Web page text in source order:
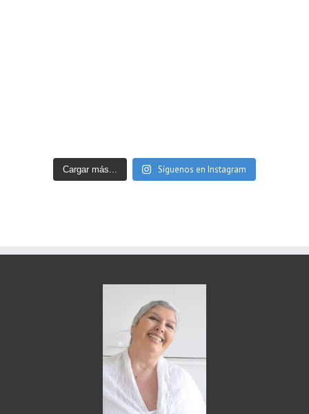
Cargar más... Síguenos en Instagram